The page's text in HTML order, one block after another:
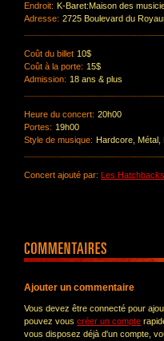
Endroit: K-Baret:Maison des
Adresse: 2725 Boulevard du
Coût du billet 10$
Coût à la porte: 15$
Admission: 18 ans & plus
Heure du concert: 20h00
Portes: 19h00
Style de musique: Hardcore, Métal,
Concert ajouté par: Les Hatchbacks
Ajouter un commentaire
Vous devez être connecté pour
pouvez vous créer un compte
vous disposez déjà d'un compte,